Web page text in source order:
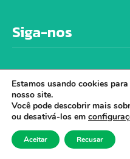
Siga-nos
© Jornal Ver A
reservados. -
Estamos usando cookies
nosso site.
Você pode descobrir mais
ou desativá-los em
Aceitar Recusar